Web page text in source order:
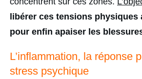
libérer ces tensions physiques
pour enfin apaiser les
L’inflammation, la réponse
stress psychique